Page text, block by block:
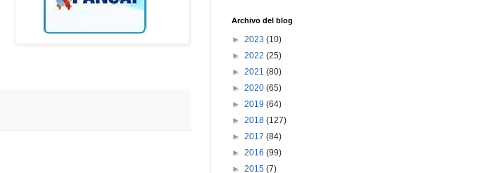
Archivo del blog
► 2023 (10)
► 2022 (25)
► 2021 (80)
► 2020 (65)
► 2019 (64)
► 2018 (127)
► 2017 (84)
► 2016 (99)
► 2015 (7)